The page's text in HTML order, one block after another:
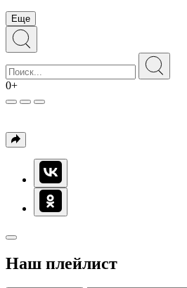
Еще
0+
Наш плейлист